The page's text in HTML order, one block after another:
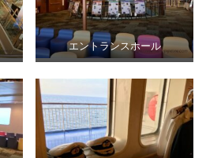
エントランスホール